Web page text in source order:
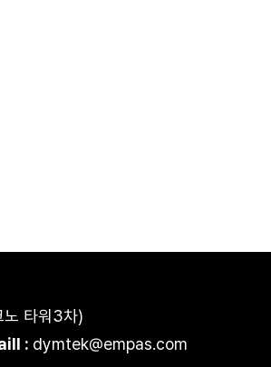
노 타워3차)
: dymtek@empas.com